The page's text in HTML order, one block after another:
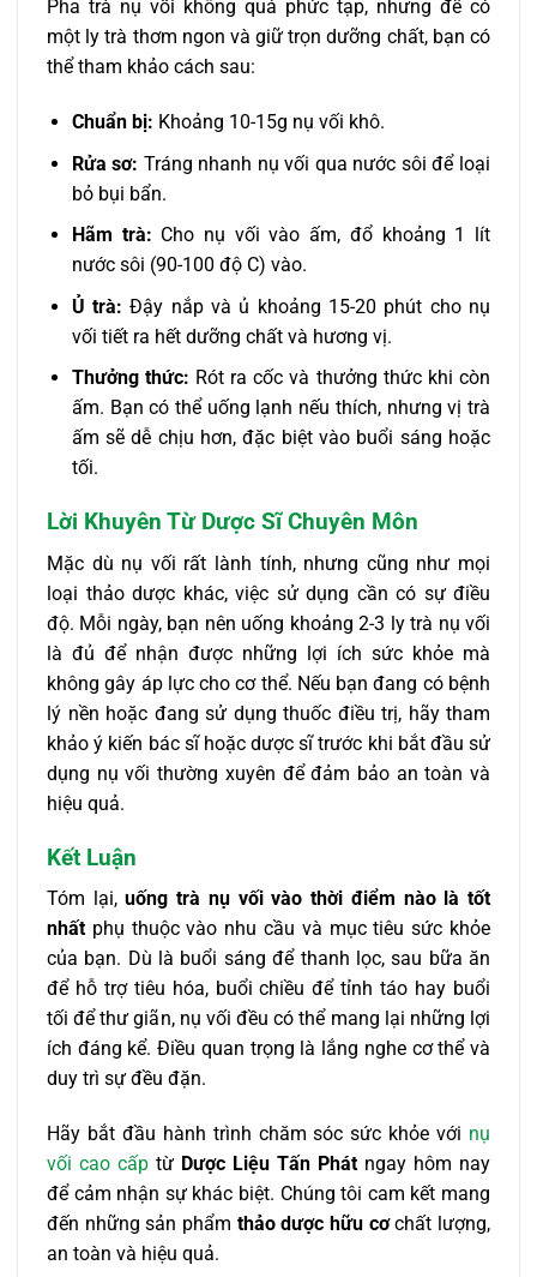
Pha trà nụ vối không quá phức tạp, nhưng để có
một ly trà thơm ngon và giữ trọn dưỡng chất, bạn có
thể tham khảo cách sau:
Chuẩn bị: Khoảng 10-15g nụ vối khô.
Rửa sơ: Tráng nhanh nụ vối qua nước sôi để loại
bỏ bụi bẩn.
Hãm trà: Cho nụ vối vào ấm, đổ khoảng 1 lít
nước sôi (90-100 độ C) vào.
Ủ trà: Đậy nắp và ủ khoảng 15-20 phút cho nụ
vối tiết ra hết dưỡng chất và hương vị.
Thưởng thức: Rót ra cốc và thưởng thức khi còn
ấm. Bạn có thể uống lạnh nếu thích, nhưng vị trà
ấm sẽ dễ chịu hơn, đặc biệt vào buổi sáng hoặc
tối.
Lời Khuyên Từ Dược Sĩ Chuyên Môn
Mặc dù nụ vối rất lành tính, nhưng cũng như mọi
loại thảo dược khác, việc sử dụng cần có sự điều
độ. Mỗi ngày, bạn nên uống khoảng 2-3 ly trà nụ vối
là đủ để nhận được những lợi ích sức khỏe mà
không gây áp lực cho cơ thể. Nếu bạn đang có bệnh
lý nền hoặc đang sử dụng thuốc điều trị, hãy tham
khảo ý kiến bác sĩ hoặc dược sĩ trước khi bắt đầu sử
dụng nụ vối thường xuyên để đảm bảo an toàn và
hiệu quả.
Kết Luận
Tóm lại,uống trà nụ vối vào thời điểm nào là tốt
nhất phụ thuộc vào nhu cầu và mục tiêu sức khỏe
của bạn. Dù là buổi sáng để thanh lọc, sau bữa ăn
để hỗ trợ tiêu hóa, buổi chiều để tỉnh táo hay buổi
tối để thư giãn, nụ vối đều có thể mang lại những lợi
ích đáng kể. Điều quan trọng là lắng nghe cơ thể và
duy trì sự đều đặn.
Hãy bắt đầu hành trình chăm sóc sức khỏe với nụ
vối cao cấp từ Dược Liệu Tấn Phát ngay hôm nay
để cảm nhận sự khác biệt. Chúng tôi cam kết mang
đến những sản phẩm thảo dược hữu cơchất lượng,
an toàn và hiệu quả.